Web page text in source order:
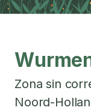
Zona sin
Noord-